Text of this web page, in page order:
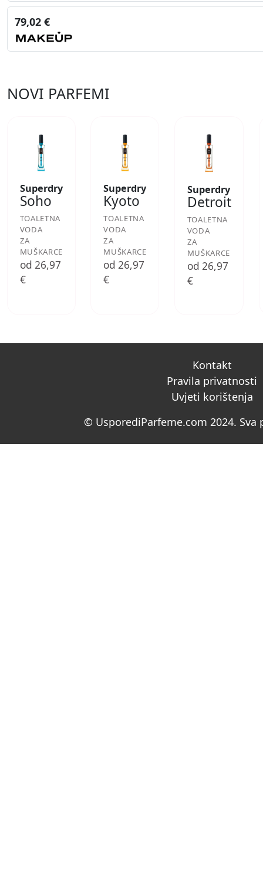
79,02 €
NOVI PARFEMI
Superdry
Soho
TOALETNA
VODA
ZA
MUŠKARCE
od 26,97
€
Superdry
Kyoto
TOALETNA
VODA
ZA
MUŠKARCE
od 26,97
€
Superdry
Detroit
TOALETNA
VODA
ZA
MUŠKARCE
od 26,97
€
Kontakt
Pravila privatnosti
Uvjeti korištenja
© UsporediParfeme.com 2024. Sva